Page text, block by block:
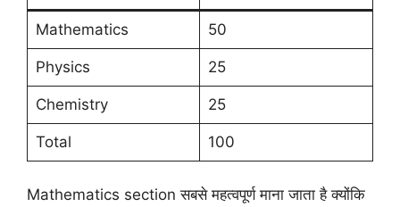
Mathematics 50
Physics 25
Chemistry 25
Total 100
Mathematics section सबसे महत्वपूर्ण माना जाता है क्योंकि